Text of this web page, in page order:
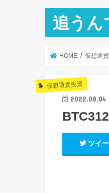
追うん
HOME 仮想通
仮想通貨投資
2022.08.04
ツイ